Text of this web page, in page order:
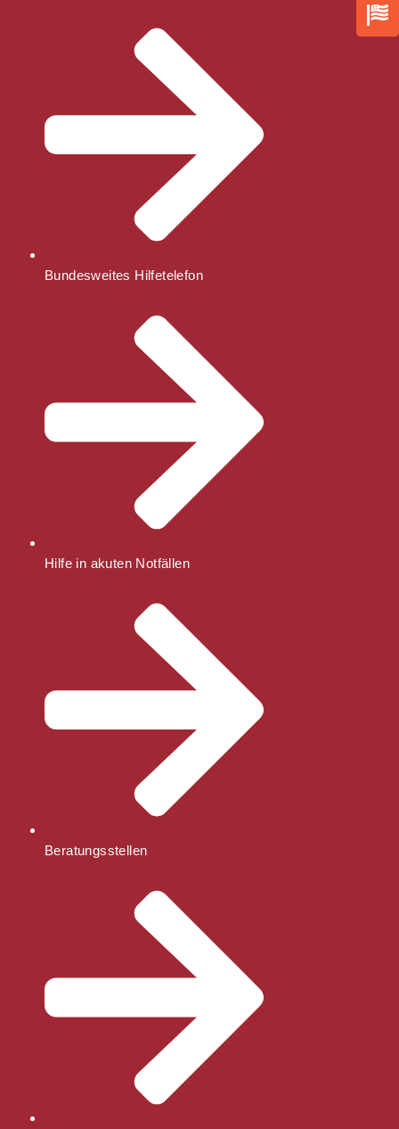
Bundesweites Hilfetelefon
Hilfe in akuten Notfällen
Beratungsstellen